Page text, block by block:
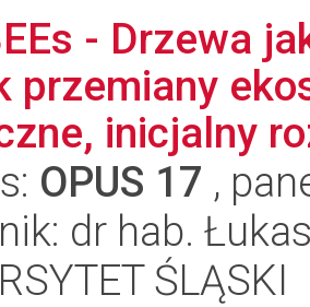
- Drzewa
przemiany
inicjalny
OPUS 17 ,
dr hab.
ŚLĄSKI